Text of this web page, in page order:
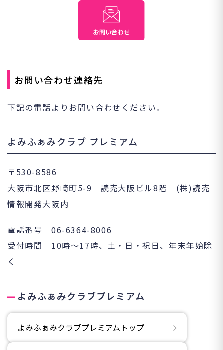
お問い合わせ連絡先
下記の電話よりお問い合わせください。
よみふぁみクラブ プレミアム
〒530-8586
大阪市北区野崎町5-9 読売大阪ビル8階 (株)読売
情報開発大阪内
電話番号 06-6364-8006
受付時間 10時～17時、土・日・祝日、年末年始除
く
よみふぁみクラブプレミアム
よみふぁみクラブプレミアムトップ